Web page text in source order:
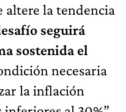
altere la tendencia
seguirá
sostenida el
necesaria
la inflación